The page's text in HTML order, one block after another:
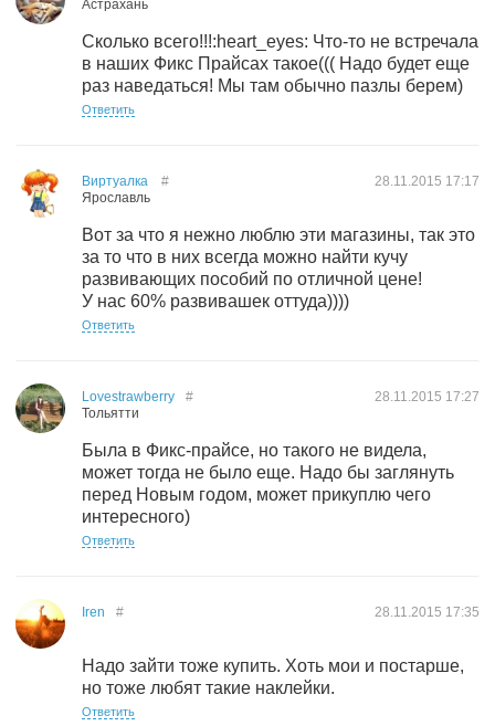
Астрахань
Сколько всего!!!:heart_eyes: Что-то не встречала
в наших Фикс Прайсах такое((( Надо будет еще
раз наведаться! Мы там обычно пазлы берем)
Ответить
Виртуалка
Ярославль
28.11.2015 17:17
#
Вот за что я нежно люблю эти магазины, так это
за то что в них всегда можно найти кучу
развивающих пособий по отличной цене!
У нас 60% развивашек оттуда))))
Ответить
Lovestrawberry
Тольятти
28.11.2015 17:27
#
Была в Фикс-прайсе, но такого не видела,
может тогда не было еще. Надо бы заглянуть
перед Новым годом, может прикуплю чего
интересного)
Ответить
Iren 28.11.2015 17:35
#
Надо зайти тоже купить. Хоть мои и постарше,
но тоже любят такие наклейки.
Ответить